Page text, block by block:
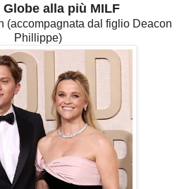
Globe alla più MILF
(accompagnata dal figlio Deacon
Phillippe)